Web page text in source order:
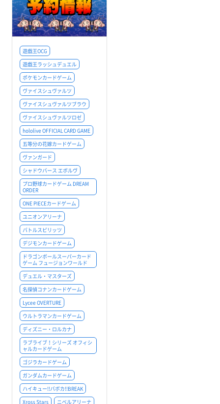
遊戯王OCG
遊戯王ラッシュデュエル
ポケモンカードゲーム
ヴァイスシュヴァルツ
ヴァイスシュヴァルツブラウ
ヴァイスシュヴァルツロゼ
hololive OFFICIAL CARD GAME
五等分の花嫁カードゲーム
ヴァンガード
シャドウバース エボルヴ
プロ野球カードゲーム DREAM
ORDER
ONE PIECEカードゲーム
ユニオンアリーナ
バトルスピリッツ
デジモンカードゲーム
ドラゴンボールスーパーカード
ゲーム フュージョンワールド
デュエル・マスターズ
名探偵コナンカードゲーム
Lycee OVERTURE
ウルトラマンカードゲーム
ディズニー・ロルカナ
ラブライブ！シリーズ オフィシ
ャルカードゲーム
ゴジラカードゲーム
ガンダムカードゲーム
ハイキュー!!バボカ!!BREAK
Xross Stars
ニベルアリーナ